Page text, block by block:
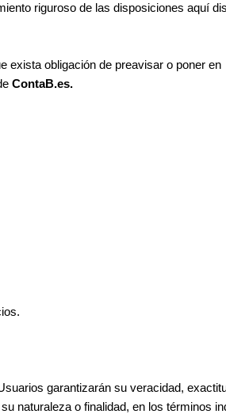
riguroso de las disposiciones aquí
exista obligación de preavisar o poner en
ContaB.es.
garantizarán su veracidad,
naturaleza o finalidad, en los términos